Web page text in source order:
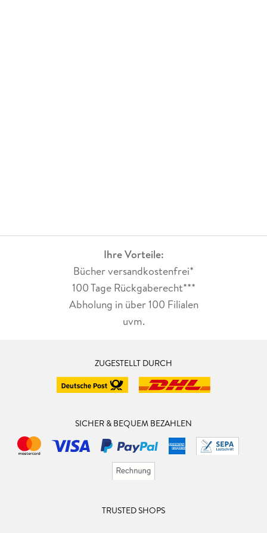
Ihre Vorteile:
Bücher versandkostenfrei*
100 Tage Rückgaberecht***
Abholung in über 100 Filialen
uvm.
ZUGESTELLT DURCH
SICHER & BEQUEM BEZAHLEN
TRUSTED SHOPS